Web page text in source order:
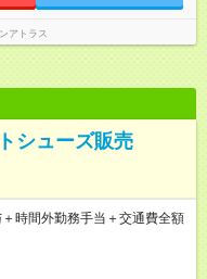
アトラス
シューズ販売
時間外勤務手当＋交通費全額